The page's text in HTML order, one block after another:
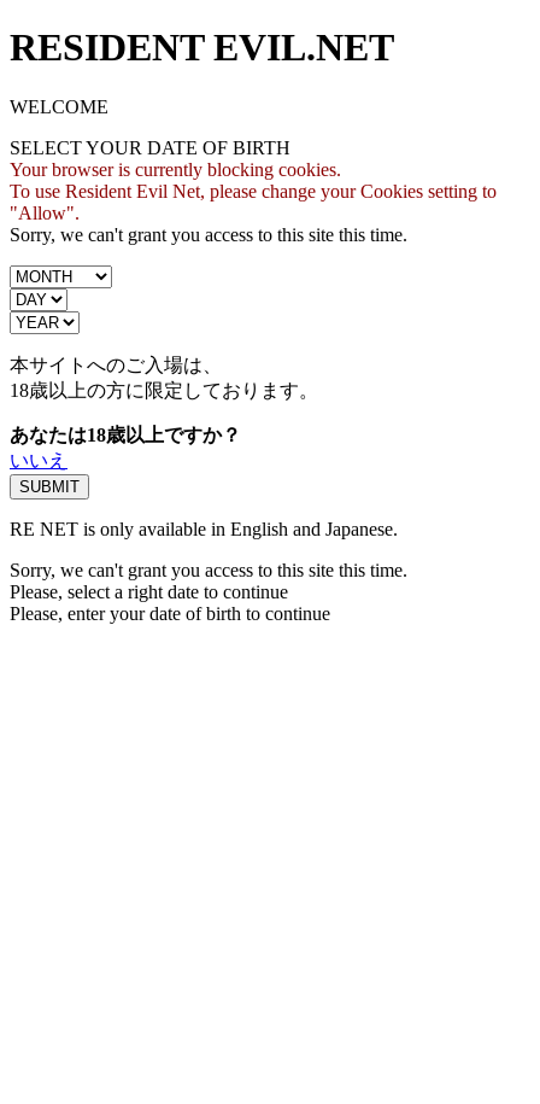
RESIDENT EVIL.NET
WELCOME
SELECT YOUR DATE OF BIRTH
Your browser is currently blocking cookies.
To use Resident Evil Net, please change your Cookies setting to
"Allow".
Sorry, we can't grant you access to this site this time.
本サイトへのご入場は、
18歳以上の方に限定しております。
あなたは18歳以上ですか？
いいえ
RE NET is only available in English and Japanese.
Sorry, we can't grant you access to this site this time.
Please, select a right date to continue
Please, enter your date of birth to continue